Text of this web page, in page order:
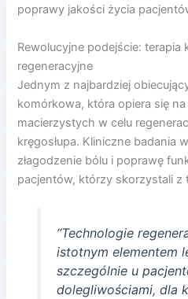
poprawy jakości życia
Rewolucyjne podejście:
regeneracyjne
Jednym z najbardziej
komórkowa, która opiera się
macierzystych w celu
kręgosłupa. Kliniczne badania
złagodzenie bólu i poprawę
pacjentów, którzy skorzystali z
“Technologie
istotnym elementem
szczególnie u
dolegliwościami, dla